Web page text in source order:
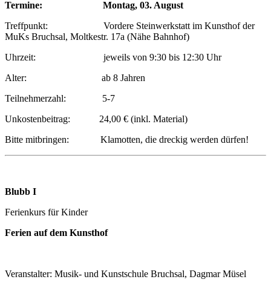
Termine: Montag, 03. August
Treffpunkt: Vordere Steinwerkstatt im Kunsthof der
MuKs Bruchsal, Moltkestr. 17a (Nähe Bahnhof)
Uhrzeit: jeweils von 9:30 bis 12:30 Uhr
Alter: ab 8 Jahren
Teilnehmerzahl: 5-7
Unkostenbeitrag: 24,00 € (inkl. Material)
Bitte mitbringen: Klamotten, die dreckig werden dürfen!
Blubb I
Ferienkurs für Kinder
Ferien auf dem Kunsthof
Veranstalter: Musik- und Kunstschule Bruchsal, Dagmar Müsel